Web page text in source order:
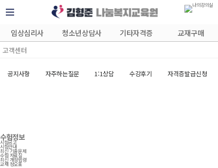
임상심리사 청소년상담사 기타자격증 교재구매
고객센터
공지사항 자주하는질문 1:1상담 수강후기 자격증발급신청
수험정보
시험공고
시험안내
최신 기출문제
수험 자료실
최신 개정법령
교재 정오표